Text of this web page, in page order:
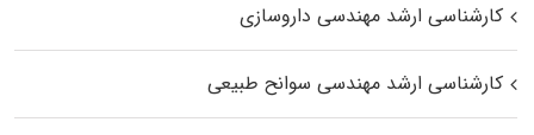
کارشناسی ارشد مهندسی داروسازی
کارشناسی ارشد مهندسی سوانح طبیعی